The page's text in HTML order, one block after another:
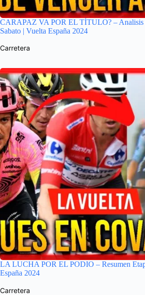
CARAPAZ VA POR EL TÍTULO? – Analisis
Sabato | Vuelta España 2024
Carretera
LA LUCHA POR EL PODIO – Resumen
España 2024
Carretera